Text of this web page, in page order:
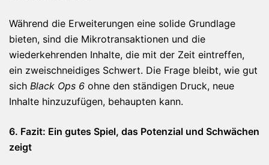
Während die Erweiterungen eine solide Grundlage
bieten, sind die Mikrotransaktionen und die
wiederkehrenden Inhalte, die mit der Zeit eintreffen,
ein zweischneidiges Schwert. Die Frage bleibt, wie gut
sich Black Ops 6 ohne den ständigen Druck, neue
Inhalte hinzuzufügen, behaupten kann.
6. Fazit: Ein gutes Spiel, das Potenzial und Schwächen
zeigt